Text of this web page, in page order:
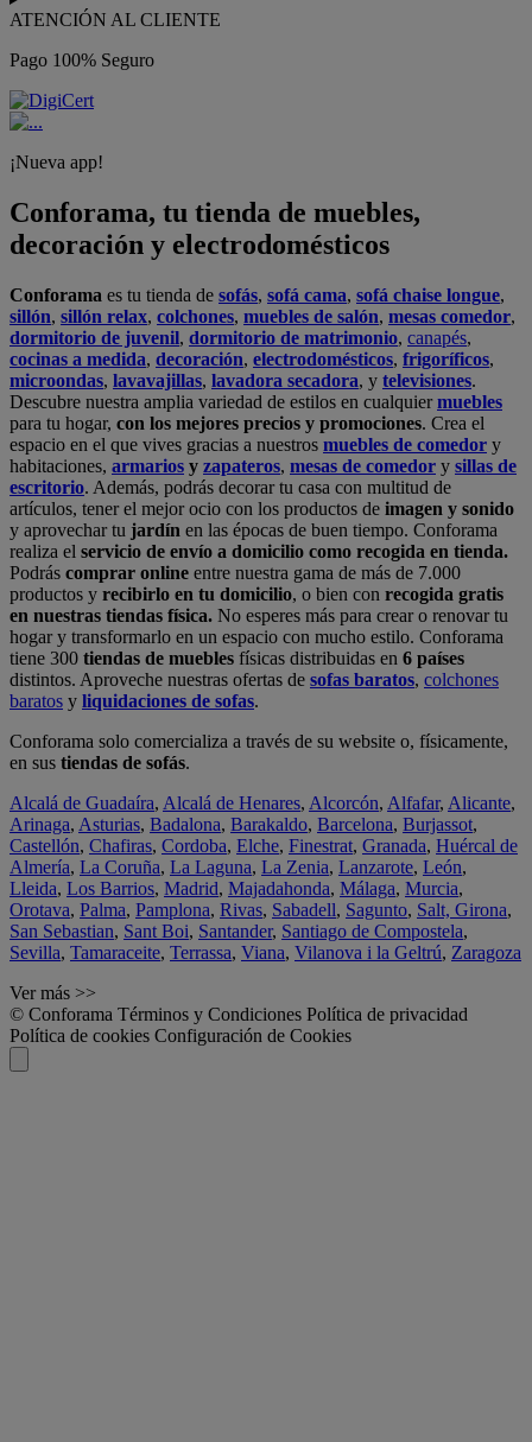
ATENCIÓN AL CLIENTE
Pago 100% Seguro
¡Nueva app!
Conforama, tu tienda de muebles,
decoración y electrodomésticos
Conforama es tu tienda de sofás, sofá cama, sofá chaise longue,
sillón, sillón relax, colchones, muebles de salón, mesas comedor,
dormitorio de juvenil, dormitorio de matrimonio, canapés,
cocinas a medida, decoración, electrodomésticos, frigoríficos,
microondas, lavavajillas, lavadora secadora, y televisiones.
Descubre nuestra amplia variedad de estilos en cualquiermuebles
para tu hogar, con los mejores precios y promociones. Crea el
espacio en el que vives gracias a nuestros muebles de comedor y
habitaciones, armarios y zapateros, mesas de comedor y sillas de
escritorio. Además, podrás decorar tu casa con multitud de
artículos, tener el mejor ocio con los productos de imagen y sonido
y aprovechar tu jardín en las épocas de buen tiempo. Conforama
realiza el servicio de envío a domicilio como recogida en tienda.
Podrás comprar online entre nuestra gama de más de 7.000
productos y recibirlo en tu domicilio, o bien con recogida gratis
en nuestras tiendas física. No esperes más para crear o renovar tu
hogar y transformarlo en un espacio con mucho estilo. Conforama
tiene 300 tiendas de muebles físicas distribuidas en 6 países
distintos. Aproveche nuestras ofertas de sofas baratos, colchones
baratos y liquidaciones de sofas.
Conforama solo comercializa a través de su website o, físicamente,
en sus tiendas de sofás.
Alcalá de Guadaíra, Alcalá de Henares, Alcorcón, Alfafar, Alicante,
Arinaga, Asturias, Badalona, Barakaldo, Barcelona, Burjassot,
Castellón, Chafiras, Cordoba, Elche, Finestrat, Granada, Huércal de
Almería, La Coruña, La Laguna, La Zenia, Lanzarote, León,
Lleida, Los Barrios, Madrid, Majadahonda, Málaga, Murcia,
Orotava, Palma, Pamplona, Rivas, Sabadell, Sagunto, Salt, Girona,
San Sebastian, Sant Boi, Santander, Santiago de Compostela,
Sevilla, Tamaraceite, Terrassa, Viana, Vilanova i la Geltrú, Zaragoza
Ver más >>
© Conforama Términos y Condiciones Política de privacidad
Política de cookies Configuración de Cookies